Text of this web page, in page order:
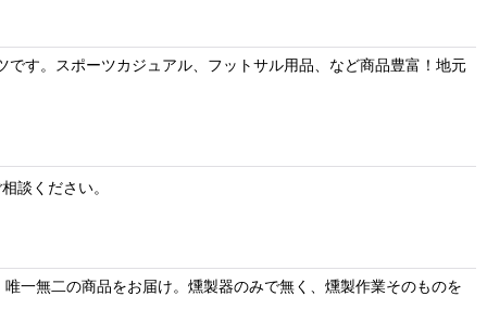
す。スポーツカジュアル、フットサル用品、など商品豊富！地元
談ください。
無二の商品をお届け。燻製器のみで無く、燻製作業そのものを